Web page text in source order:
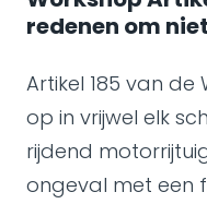
redenen om
Artikel 185 van de
op in vrijwel elk
rijdend
ongeval met een